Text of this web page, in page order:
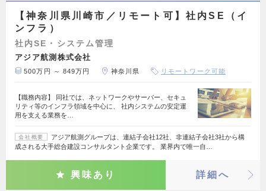
【神奈川県川崎市／リモート可】社内SE（イ
ンフラ）
社内SE・システム管理
アジア航測株式会社
500万円 ～ 849万円 神奈川県 リモートワーク可能
【職務内容】 同社では、ネットワークやサーバー、セキュ
リティ等のインフラ領域を中心に、 社内システムの安定運
用を支える業務を…
会社概要
アジア航測グループは、連結子会社12社、非連結子会社3社から構
成される大手総合建設コンサルタント企業です。 業界内で唯一自…
興味あり 詳細へ